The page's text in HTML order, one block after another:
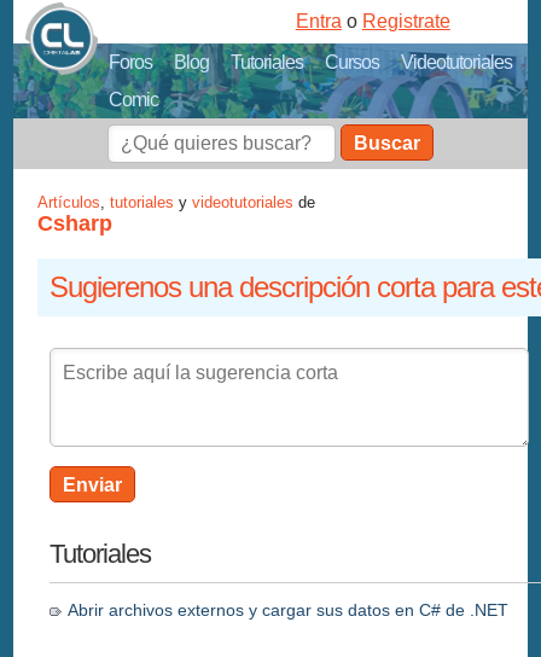
Foros Blog Tutoriales Cursos
Videotutoriales
Comic
Entra o Registrate
Buscar
Artículos,tutoriales yvideotutoriales de
Csharp
Sugierenos una descripción corta para
Enviar
Tutoriales
Abrir archivos externos y cargar sus datos en C# de .NET